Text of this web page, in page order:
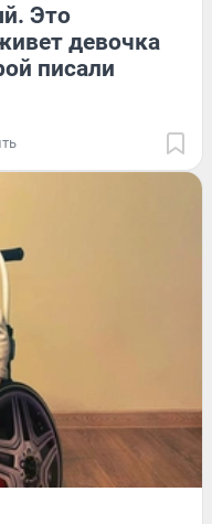
Это
девочка
писали